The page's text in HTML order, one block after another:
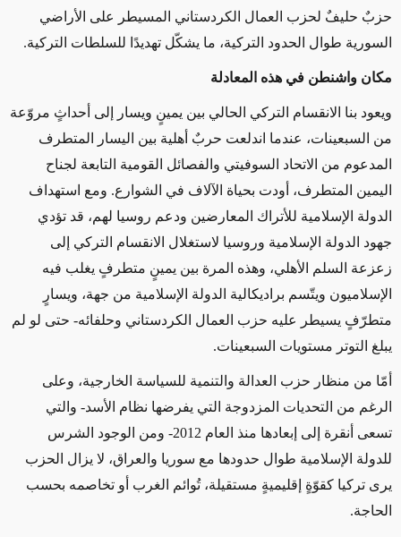
حزبٌ حليفٌ لحزب العمال الكردستاني المسيطر على الأراضي
السورية طوال الحدود التركية، ما يشكّل تهديدًا للسلطات التركية.
مكان واشنطن في هذه المعادلة
ويعود بنا الانقسام التركي الحالي بين يمينٍ ويسار إلى أحداثٍ مروّعة
من السبعينات، عندما اندلعت حربٌ أهلية بين اليسار المتطرف
المدعوم من الاتحاد السوفيتي والفصائل القومية التابعة لجناح
اليمين المتطرف، أودت بحياة الآلاف في الشوارع. ومع استهداف
الدولة الإسلامية للأتراك المعارضين ودعم روسيا لهم، قد تؤدي
جهود الدولة الإسلامية وروسيا لاستغلال الانقسام التركي إلى
زعزعة السلم الأهلي، وهذه المرة بين يمينٍ متطرفٍ يغلب فيه
الإسلاميون ويتّسم براديكالية الدولة الإسلامية من جهة، ويسارٍ
متطرّفٍ يسيطر عليه حزب العمال الكردستاني وحلفائه- حتى لو لم
يبلغ التوتر مستويات السبعينات.
أمّا من منظار حزب العدالة والتنمية للسياسة الخارجية، وعلى
الرغم من التحديات المزدوجة التي يفرضها نظام الأسد- والتي
تسعى أنقرة إلى إبعادها منذ العام 2012- ومن الوجود الشرس
للدولة الإسلامية طوال حدودها مع سوريا والعراق، لا يزال الحزب
يرى تركيا كقوّةٍ إقليميةٍ مستقيلة، تُوائم الغرب أو تخاصمه بحسب
الحاجة.